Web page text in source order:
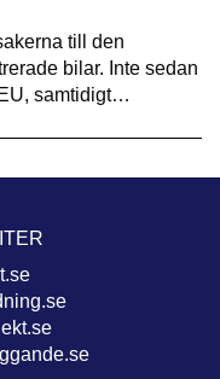
till den
bilar. Inte sedan
samtidigt…